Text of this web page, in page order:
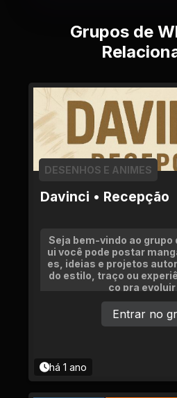
Grupos de
Davinci • Recepção
DESENHOS E ANIMES
Seja bem-vindo ao grupo
ui você pode postar
es, ideias e projetos
do estilo, traço ou
ço pra
há 1 ano
Entrar no